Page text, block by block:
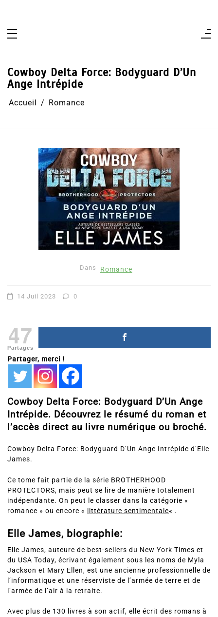
Cowboy Delta Force: Bodyguard D’Un
Ange Intrépide
Accueil Romance
Dans Romance
14 Juil 2023 0
47
Partages
Partager, merci !
Cowboy Delta Force: Bodyguard D’Un Ange
Intrépide. Découvrez le résumé du roman et
l’accès direct au livre numérique ou broché.
Cowboy Delta Force: Bodyguard D’Un Ange Intrépide d’Elle
James.
Ce tome fait partie de la série BROTHERHOOD
PROTECTORS, mais peut se lire de manière totalement
indépendante. On peut le classer dans la catégorie «
romance » ou encore «
littérature sentimentale« .
Elle James, biographie:
Elle James, auteure de best-sellers du New York Times et
du USA Today, écrivant également sous les noms de Myla
Jackson et Mary Ellen, est une ancienne professionnelle de
l’informatique et une réserviste de l’armée de terre et de
l’armée de l’air à la retraite.
Avec plus de 130 livres à son actif, elle écrit des romans à